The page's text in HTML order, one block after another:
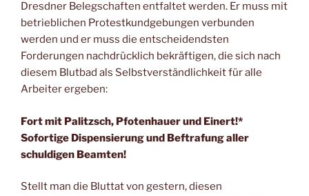
Dresdner Belegschaften entfaltet werden. Er muss mit
betrieblichen Protestkundgebungen verbunden
werden und er muss die entscheidendsten
Forderungen nachdrücklich bekräftigen, die sich nach
diesem Blutbad als Selbstverständlichkeit für alle
Arbeiter ergeben:
Fort mit Palitzsch, Pfotenhauer und Einert!*
Sofortige Dispensierung und Beftrafung aller
schuldigen Beamten!
Stellt man die Bluttat von gestern, diesen